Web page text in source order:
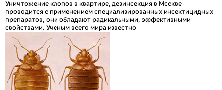
Уничтожение клопов в квартире, дезинсекция в Москве
проводится с применением специализированных инсектицидных
препаратов, они обладают радикальными, эффективными
свойствами. Ученым всего мира известно